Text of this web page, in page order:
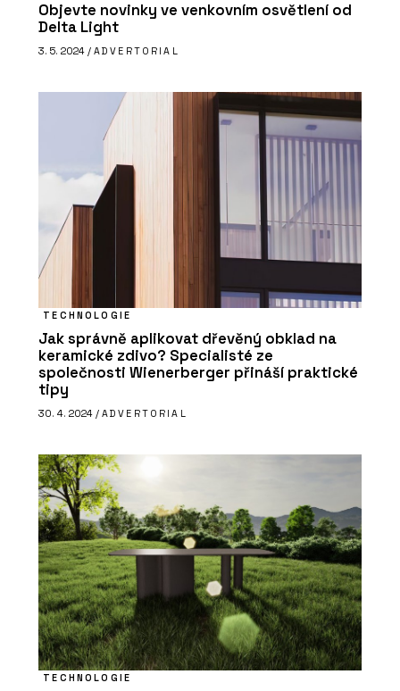
Objevte novinky ve venkovním osvětlení od
Delta Light
3. 5. 2024 / ADVERTORIAL
TECHNOLOGIE
Jak správně aplikovat dřevěný obklad na
keramické zdivo? Specialisté ze
společnosti Wienerberger přináší praktické
tipy
30. 4. 2024 / ADVERTORIAL
TECHNOLOGIE